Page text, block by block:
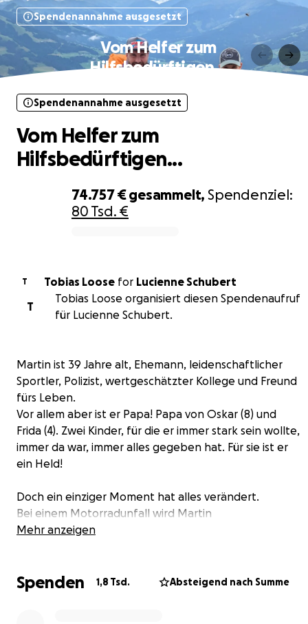
Spendenannahme ausgesetzt
Vom Helfer zum
Hilfsbedürftigen...
74.757 € gesammelt, Spendenziel:
80 Tsd. €
Spendenannahme ausgesetzt
Vom Helfer zum
Hilfsbedürftigen...
T Tobias Loose for Lucienne Schubert
T
Tobias Loose organisiert diesen Spendenaufruf
für Lucienne Schubert.
Martin ist 39 Jahre alt, Ehemann, leidenschaftlicher
Sportler, Polizist, wertgeschätzter Kollege und Freund
fürs Leben.
Vor allem aber ist er Papa! Papa von Oskar (8) und
Frida (4). Zwei Kinder, für die er immer stark sein wollte,
immer da war, immer alles gegeben hat. Für sie ist er
ein Held!
Doch ein einziger Moment hat alles verändert.
Bei einem Motorradunfall wird Martin
schwerstverletzt. Was als gemeinsamer,
Operationen, Tage voller Angst, Wochen auf der
Intensivstation.
Mehr anzeigen
Spenden 1,8 Tsd. Absteigend nach Summe